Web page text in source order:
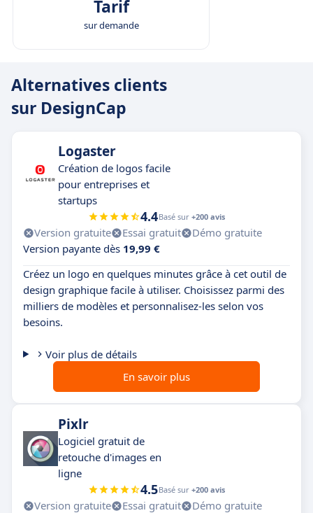
Tarif
sur demande
Alternatives clients
sur DesignCap
Logaster
Création de logos facile
pour entreprises et
startups
4.4Basé sur +200 avis
Version gratuite Essai gratuit
Démo gratuite
Version payante dès 19,99 €
Créez un logo en quelques minutes grâce à cet outil de
design graphique facile à utiliser. Choisissez parmi des
milliers de modèles et personnalisez-les selon vos
besoins.
Voir plus de détails
En savoir plus
Pixlr
Logiciel gratuit de
retouche d'images en
ligne
4.5Basé sur +200 avis
Version gratuite Essai gratuit
Démo gratuite